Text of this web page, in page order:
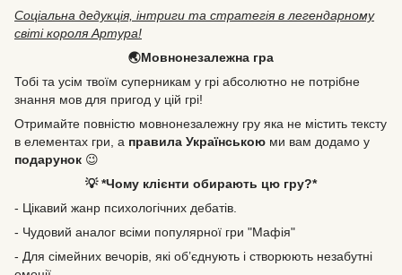
Соціальна дедукція, інтриги та стратегія в легендарному
світі короля Артура!
🌏Мовнонезалежна гра
Тобі та усім твоїм суперникам у грі абсолютно не потрібне
знання мов для пригод у цій грі!
Отримайте повністю мовнонезалежну гру яка не містить тексту
в елементах гри, а правила Українською ми вам додамо у
подарунок 😉
💡 *Чому клієнти обирають цю гру?*
- Цікавий жанр психологічних дебатів.
- Чудовий аналог всіми популярної гри "Мафія"
- Для сімейних вечорів, які об’єднують і створюють незабутні